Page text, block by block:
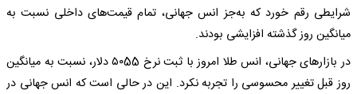
شرایطی رقم خورد که به‌جز انس جهانی، تمام قیمت‌های داخلی نسبت به
میانگین روز گذشته افزایشی بودند.
در بازارهای جهانی، انس طلا امروز با ثبت نرخ ۵۰55 دلار، نسبت به میانگین
روز قبل تغییر محسوسی را تجربه نکرد. این در حالی است که انس جهانی در